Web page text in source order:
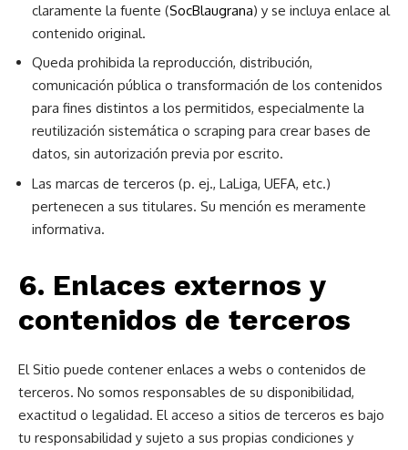
claramente la fuente (SocBlaugrana) y se incluya enlace al
contenido original.
Queda prohibida la reproducción, distribución,
comunicación pública o transformación de los contenidos
para fines distintos a los permitidos, especialmente la
reutilización sistemática o scraping para crear bases de
datos, sin autorización previa por escrito.
Las marcas de terceros (p. ej., LaLiga, UEFA, etc.)
pertenecen a sus titulares. Su mención es meramente
informativa.
6. Enlaces externos y
contenidos de terceros
El Sitio puede contener enlaces a webs o contenidos de
terceros. No somos responsables de su disponibilidad,
exactitud o legalidad. El acceso a sitios de terceros es bajo
tu responsabilidad y sujeto a sus propias condiciones y